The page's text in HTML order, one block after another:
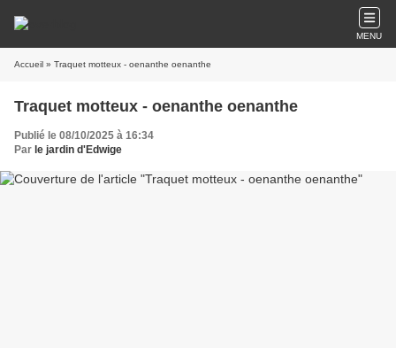
MENU
Accueil » Traquet motteux - oenanthe oenanthe
Traquet motteux - oenanthe oenanthe
Publié le 08/10/2025 à 16:34
Par le jardin d'Edwige